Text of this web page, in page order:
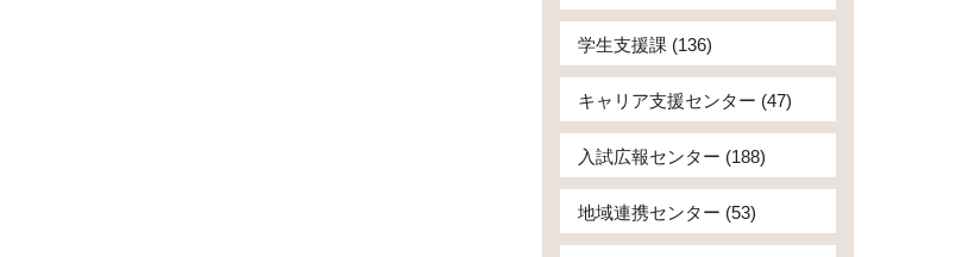
学生支援課 (136)
キャリア支援センター (47)
入試広報センター (188)
地域連携センター (53)